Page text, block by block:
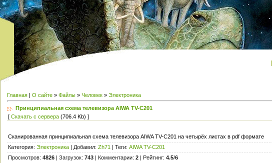
Главная | О сайте » Файлы » Человек » Электроника
Принципиальная схема телевизора AIWA TV-C201
[ Скачать с сервера (706.4 Kb) ]
Сканированная принципиальная схема телевизора AIWA TV-C201 на четырёх листах в pdf формате
Категория: Электроника | Добавил: Zh71 | Теги: AIWA TV-C201
Просмотров: 4826 | Загрузок: 743 | Комментарии: 2 | Рейтинг: 4.5/6